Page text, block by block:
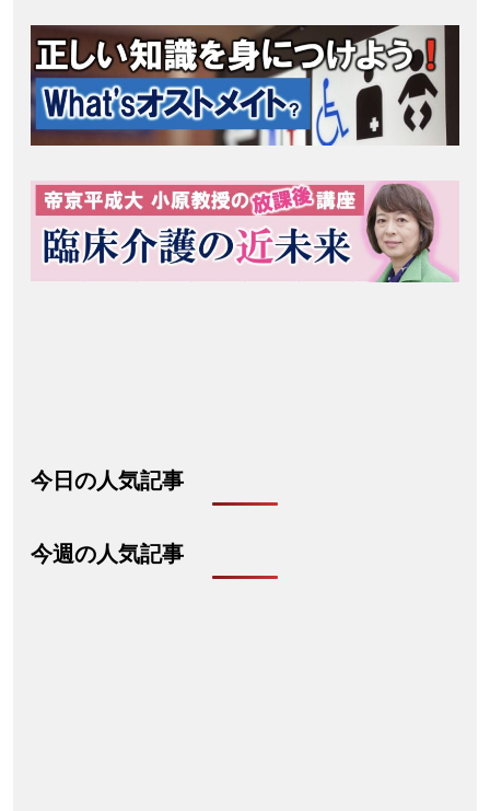
今日の人気記事
今週の人気記事